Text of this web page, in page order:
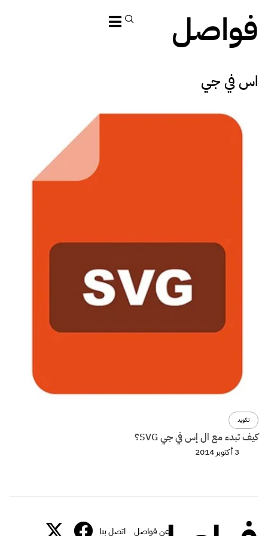
فواصل
اس في جي
تكويد
كيف تبدء مع ال إس في جي SVG؟
3 أكتوبر 2014
عن فواصل اتصل بنا